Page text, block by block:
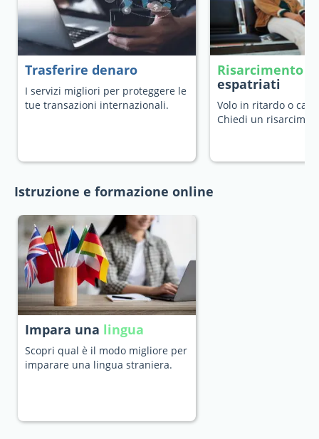
Trasferire denaro
I servizi migliori per proteggere le
tue transazioni internazionali.
Risarcimento
espatriati
Volo in ritardo o
Chiedi un
Istruzione e formazione online
Impara una lingua
Scopri qual è il modo migliore per
imparare una lingua straniera.